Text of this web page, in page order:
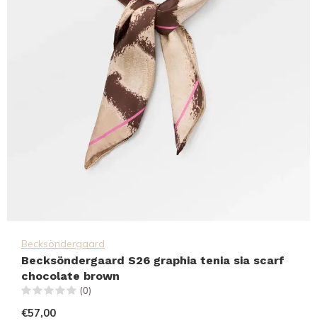
Becksöndergaard
Becksöndergaard S26 graphia tenia sia scarf
chocolate brown
(0)
€57,00